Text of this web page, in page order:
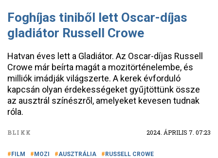
Foghíjas tiniből lett Oscar-díjas
gladiátor Russell Crowe
Hatvan éves lett a Gladiátor. Az Oscar-díjas Russell
Crowe már beírta magát a mozitörténelembe, és
milliók imádják világszerte. A kerek évforduló
kapcsán olyan érdekességeket gyűjtöttünk össze
az ausztrál színészről, amelyeket kevesen tudnak
róla.
BLIKK 2024. ÁPRILIS 7. 07:23
FILM MOZI AUSZTRÁLIA RUSSELL CROWE